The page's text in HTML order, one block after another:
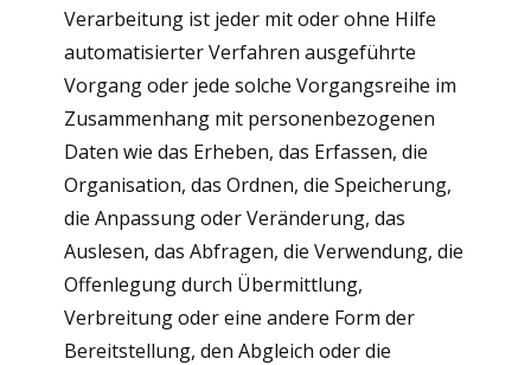
Verarbeitung ist jeder mit oder ohne Hilfe
automatisierter Verfahren ausgeführte
Vorgang oder jede solche Vorgangsreihe im
Zusammenhang mit personenbezogenen
Daten wie das Erheben, das Erfassen, die
Organisation, das Ordnen, die Speicherung,
die Anpassung oder Veränderung, das
Auslesen, das Abfragen, die Verwendung, die
Offenlegung durch Übermittlung,
Verbreitung oder eine andere Form der
Bereitstellung, den Abgleich oder die